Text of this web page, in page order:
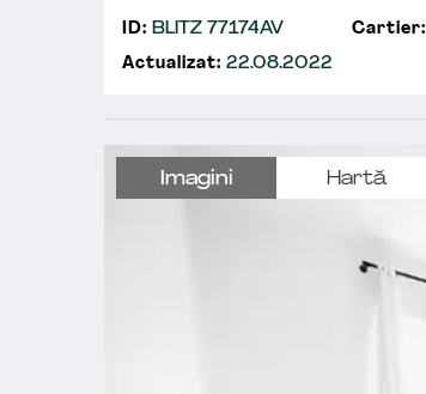
Imagini Hartă
ID: BLITZ 77174AV Cartier:
Actualizat: 22.08.2022